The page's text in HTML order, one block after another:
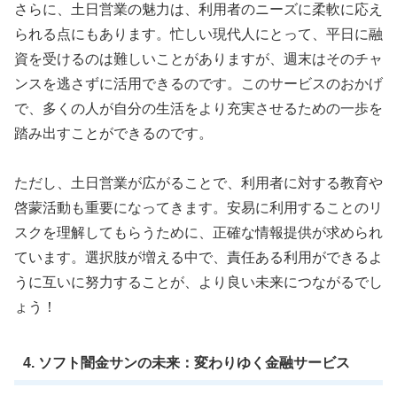
さらに、土日営業の魅力は、利用者のニーズに柔軟に応え
られる点にもあります。忙しい現代人にとって、平日に融
資を受けるのは難しいことがありますが、週末はそのチャ
ンスを逃さずに活用できるのです。このサービスのおかげ
で、多くの人が自分の生活をより充実させるための一歩を
踏み出すことができるのです。
ただし、土日営業が広がることで、利用者に対する教育や
啓蒙活動も重要になってきます。安易に利用することのリ
スクを理解してもらうために、正確な情報提供が求められ
ています。選択肢が増える中で、責任ある利用ができるよ
うに互いに努力することが、より良い未来につながるでし
ょう！
4. ソフト闇金サンの未来：変わりゆく金融サービス